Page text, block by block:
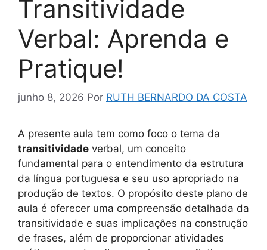
Transitividade
Verbal: Aprenda e
Pratique!
junho 8, 2026 Por RUTH BERNARDO DA COSTA
A presente aula tem como foco o tema da
transitividade verbal, um conceito
fundamental para o entendimento da estrutura
da língua portuguesa e seu uso apropriado na
produção de textos. O propósito deste plano de
aula é oferecer uma compreensão detalhada da
transitividade e suas implicações na construção
de frases, além de proporcionar atividades